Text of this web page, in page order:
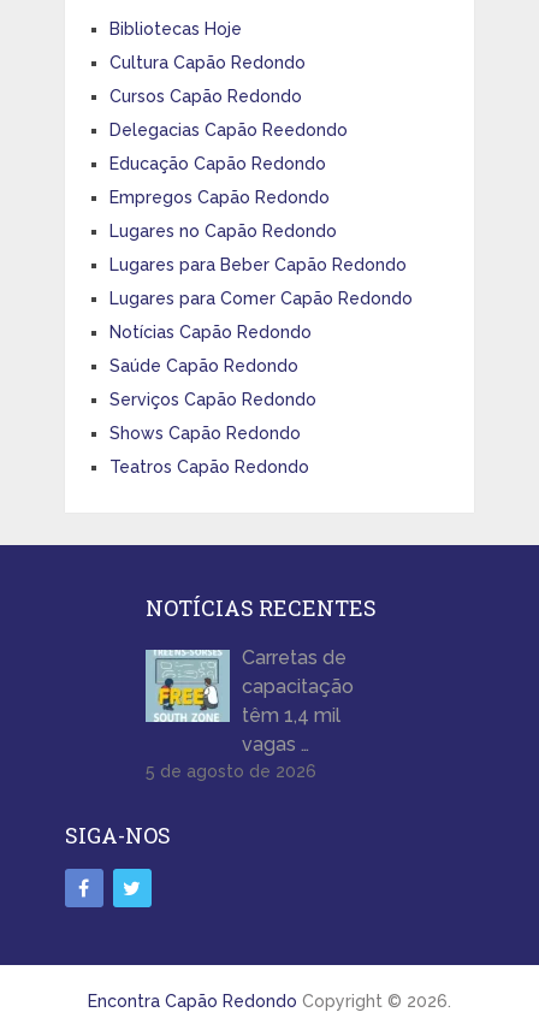
Bibliotecas Hoje
Cultura Capão Redondo
Cursos Capão Redondo
Delegacias Capão Reedondo
Educação Capão Redondo
Empregos Capão Redondo
Lugares no Capão Redondo
Lugares para Beber Capão Redondo
Lugares para Comer Capão Redondo
Notícias Capão Redondo
Saúde Capão Redondo
Serviços Capão Redondo
Shows Capão Redondo
Teatros Capão Redondo
NOTÍCIAS RECENTES
Carretas de
capacitação
têm 1,4 mil
vagas …
5 de agosto de 2026
SIGA-NOS
Encontra Capão Redondo Copyright © 2026.